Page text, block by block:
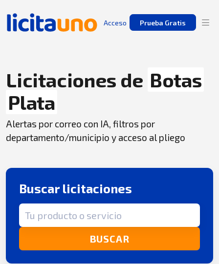
Acceso Prueba Gratis
Licitaciones de Botas
Plata
Alertas por correo con IA, filtros por
departamento/municipio y acceso al pliego
Buscar licitaciones
Término de búsqueda
BUSCAR